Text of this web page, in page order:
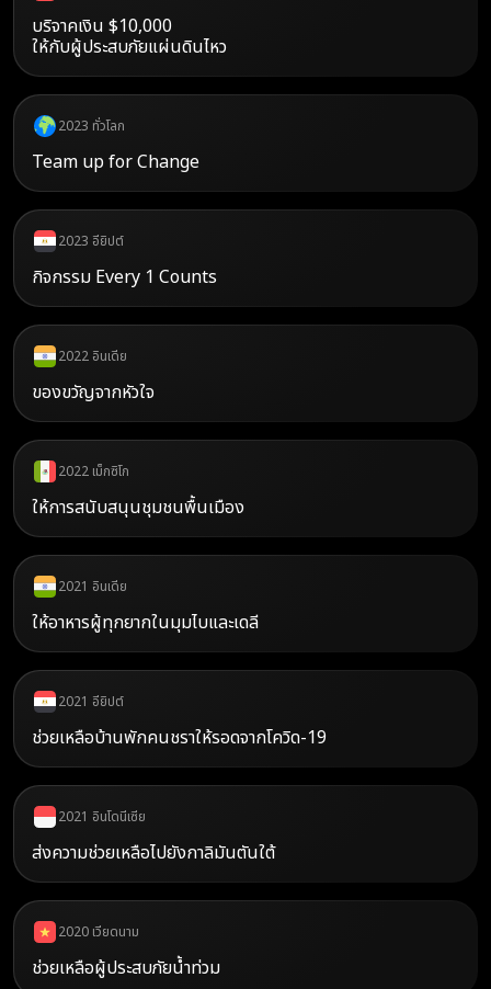
บริจาคเงิน $10,000
ให้กับผู้ประสบภัยแผ่นดินไหว
2023 ทั่วโลก
Team up for Change
2023 อียิปต์
กิจกรรม Every 1 Counts
2022 อินเดีย
ของขวัญจากหัวใจ
2022 เม็กซิโก
ให้การสนับสนุนชุมชนพื้นเมือง
2021 อินเดีย
ให้อาหารผู้ทุกยากในมุมไบและเดลี
2021 อียิปต์
ช่วยเหลือบ้านพักคนชราให้รอดจากโควิด-19
2021 อินโดนีเซีย
ส่งความช่วยเหลือไปยังกาลิมันตันใต้
2020 เวียดนาม
ช่วยเหลือผู้ประสบภัยน้ำท่วม